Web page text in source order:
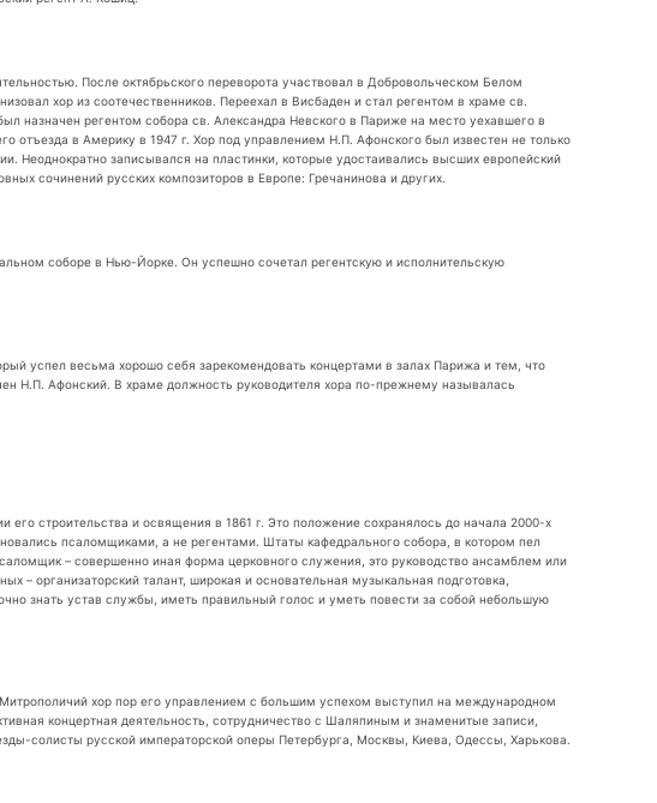
После октябрьского переворота участвовал в Добровольческом Белом
хор из соотечественников. Переехал в Висбаден и стал регентом в храме св.
назначен регентом собора св. Александра Невского в Париже на место уехавшего в
в Америку в 1947 г. Хор под управлением Н.П. Афонского был известен не только
Неоднократно записывался на пластинки, которые удостаивались высших европейский
сочинений русских композиторов в Европе: Гречанинова и других.
соборе в Нью-Йорке. Он успешно сочетал регентскую и исполнительскую
успел весьма хорошо себя зарекомендовать концертами в залах Парижа и тем, что
Н.П. Афонский. В храме должность руководителя хора по-прежнему называлась
строительства и освящения в 1861 г. Это положение сохранялось до начала 2000-х
псаломщиками, а не регентами. Штаты кафедрального собора, в котором пел
– совершенно иная форма церковного служения, это руководство ансамблем или
– организаторский талант, широкая и основательная музыкальная подготовка,
знать устав службы, иметь правильный голос и уметь повести за собой небольшую
хор пор его управлением с большим успехом выступил на международном
концертная деятельность, сотрудничество с Шаляпиным и знаменитые записи,
солисты русской императорской оперы Петербурга, Москвы, Киева, Одессы, Харькова.